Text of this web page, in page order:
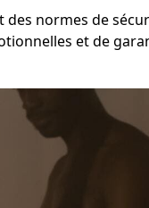
normes de
et de